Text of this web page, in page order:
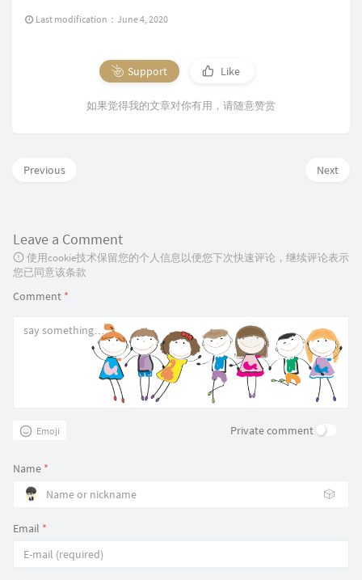
Last modification：June 4, 2020
Support Like
如果觉得我的文章对你有用，请随意赞赏
Next
Previous
Leave a Comment
使用cookie技术保留您的个人信息以便您下次快速评论，继续评论表示
您已同意该条款
Comment *
Emoji Private comment
Name *
🎲
Email *